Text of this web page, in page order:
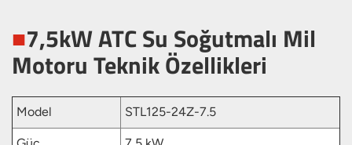
■7,5kW ATC Su Soğutmalı Mil
Motoru Teknik Özellikleri
Model STL125-24Z-7.5